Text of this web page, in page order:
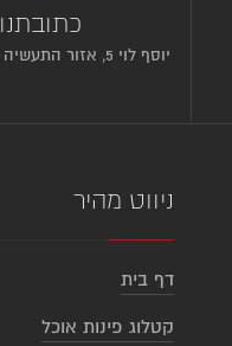
כתובתנו
יוסף לוי 5, אזור התעשיה קרית ביאליק
ניווט מהיר
דף בית
קטלוג פינות אוכל